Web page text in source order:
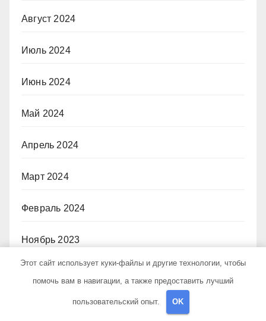
Август 2024
Июль 2024
Июнь 2024
Май 2024
Апрель 2024
Март 2024
Февраль 2024
Ноябрь 2023
Август 2022
Этот сайт использует куки-файлы и другие технологии, чтобы
помочь вам в навигации, а также предоставить лучший
пользовательский опыт. OK